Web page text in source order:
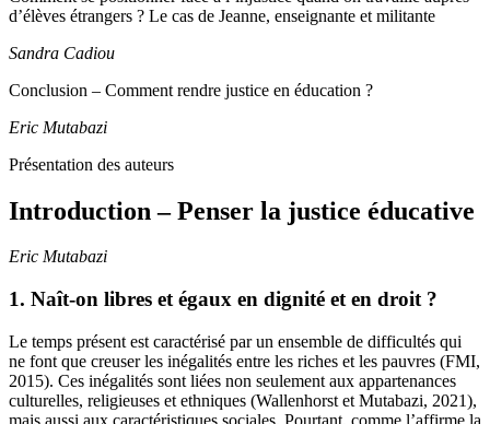
d’élèves étrangers ? Le cas de Jeanne, enseignante et militante
Sandra Cadiou
Conclusion – Comment rendre justice en éducation ?
Eric Mutabazi
Présentation des auteurs
Introduction – Penser la justice éducative
Eric Mutabazi
1. Naît-on libres et égaux en dignité et en droit ?
Le temps présent est caractérisé par un ensemble de difficultés qui
ne font que creuser les inégalités entre les riches et les pauvres (FMI,
2015). Ces inégalités sont liées non seulement aux appartenances
culturelles, religieuses et ethniques (Wallenhorst et Mutabazi, 2021),
mais aussi aux caractéristiques sociales. Pourtant, comme l’affirme la